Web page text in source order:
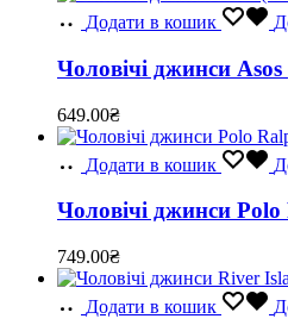
Додати в кошик
Чоловічі джинси Asos
649.00₴
Додати в кошик
Чоловічі джинси
749.00₴
Додати в кошик